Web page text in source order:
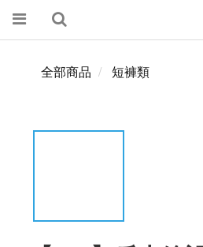
全部商品 短褲類